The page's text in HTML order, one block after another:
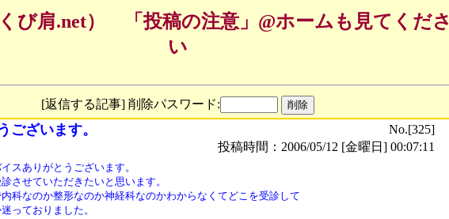
び肩.net） 「投稿の注意」@ホームも見てくださ
い
[返信する記事] 削除パスワード:
ございます。
No.[325]
投稿時間：2006/05/12 [金曜日] 00:07:11
スありがとうございます。
させていただきたいと思います。
科なのか整形なのか神経科なのかわからなくてどこを受診して
っておりました。